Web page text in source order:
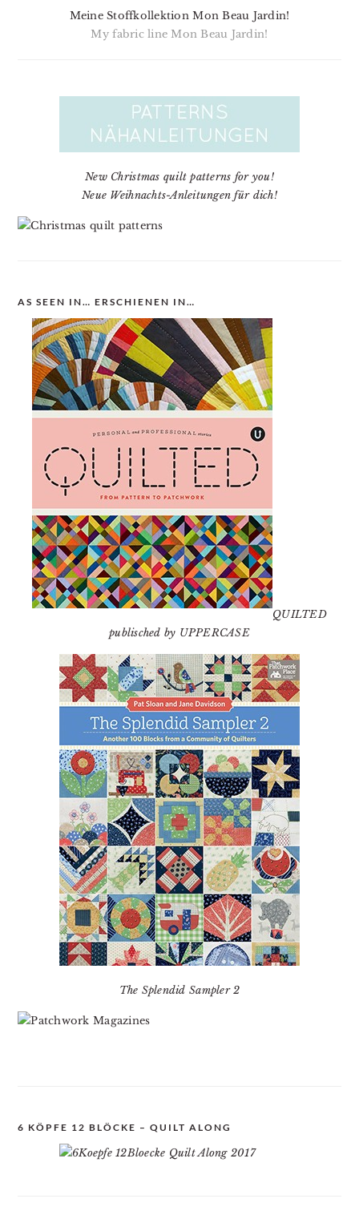
Meine Stoffkollektion Mon Beau Jardin!
My fabric line Mon Beau Jardin!
New Christmas quilt patterns for you!
Neue Weihnachts-Anleitungen für dich!
AS SEEN IN… ERSCHIENEN IN…
QUILTED
publisched by UPPERCASE
The Splendid Sampler 2
6 KÖPFE 12 BLÖCKE – QUILT ALONG